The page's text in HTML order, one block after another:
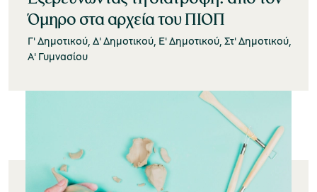
Όμηρο στα αρχεία του ΠΙΟΠ
Γ' Δημοτικού, Δ' Δημοτικού, Ε' Δημοτικού, Στ' Δημοτικού,
Α' Γυμνασίου